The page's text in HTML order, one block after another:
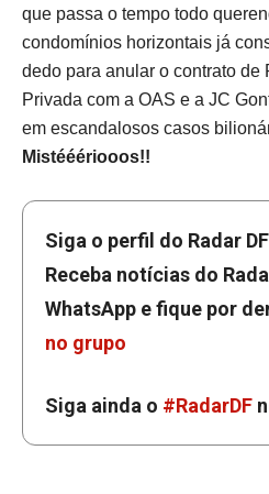
que passa o tempo todo
condomínios horizontais já
dedo para anular o contrato de
Privada com a OAS e a JC
em escandalosos casos
Mistééériooos!!
Siga o perfil do Radar
Receba notícias do
WhatsApp e fique por
no grupo
Siga ainda o #RadarDF